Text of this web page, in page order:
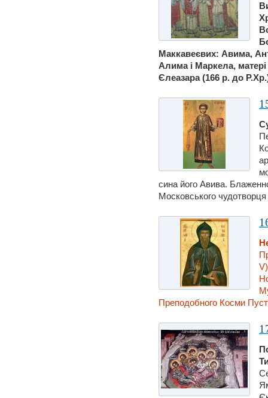
Маккавеєвих: Авима,
Алима i Маркела, матерi
Єлеазара (166 р. до
сина його Авива.
Московського
Преподобного Косми